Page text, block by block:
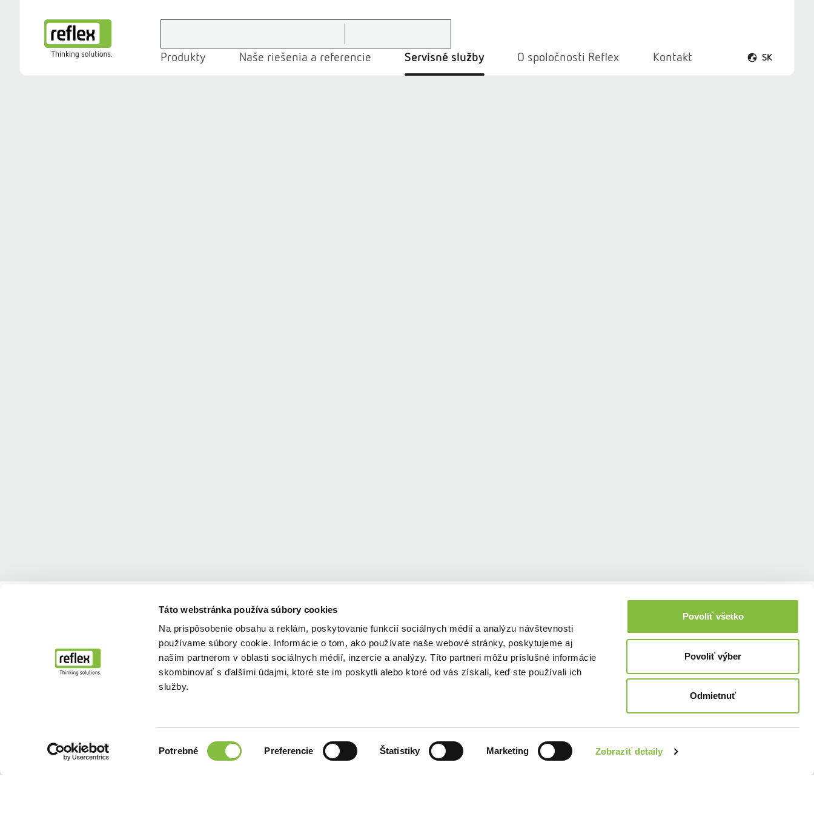
Táto webstránka používa súbory cookies
Na prispôsobenie obsahu a reklám, poskytovanie funkcií sociálnych médií a analýzu návštevnosti
používame súbory cookie. Informácie o tom, ako používate naše webové stránky, poskytujeme aj
našim partnerom v oblasti sociálnych médií, inzercie a analýzy. Títo partneri môžu príslušné informácie
skombinovať s ďalšími údajmi, ktoré ste im poskytli alebo ktoré od vás získali, keď ste používali ich
služby.
Potrebné Preferencie Štatistiky Marketing Zobraziť detaily
Povoliť všetko
Povoliť výber
Odmietnuť
Produkty Naše riešenia a referencie Servisné služby O spoločnosti Reflex Kontakt SK
Otvoriť ponuku